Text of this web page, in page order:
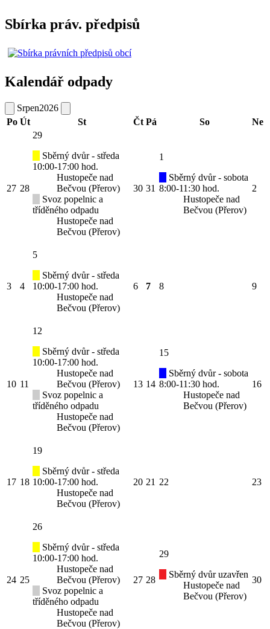
Sbírka práv. předpisů
Kalendář odpady
Srpen2026
Po Út St Čt Pá So Ne
27 28
29
Sběrný dvůr - středa
10:00-17:00 hod.
Hustopeče nad
Bečvou (Přerov)
Svoz popelnic a
tříděného odpadu
Hustopeče nad
Bečvou (Přerov)
30 31
1
Sběrný dvůr - sobota
8:00-11:30 hod.
Hustopeče nad
Bečvou (Přerov)
2
3 4
5
Sběrný dvůr - středa
10:00-17:00 hod.
Hustopeče nad
Bečvou (Přerov)
6 7 8 9
10 11
12
Sběrný dvůr - středa
10:00-17:00 hod.
Hustopeče nad
Bečvou (Přerov)
Svoz popelnic a
tříděného odpadu
Hustopeče nad
Bečvou (Přerov)
13 14
15
Sběrný dvůr - sobota
8:00-11:30 hod.
Hustopeče nad
Bečvou (Přerov)
16
17 18
19
Sběrný dvůr - středa
10:00-17:00 hod.
Hustopeče nad
Bečvou (Přerov)
20 21 22 23
24 25
26
Sběrný dvůr - středa
10:00-17:00 hod.
Hustopeče nad
Bečvou (Přerov)
Svoz popelnic a
tříděného odpadu
Hustopeče nad
Bečvou (Přerov)
27 28
29
Sběrný dvůr uzavřen
Hustopeče nad
Bečvou (Přerov)
30